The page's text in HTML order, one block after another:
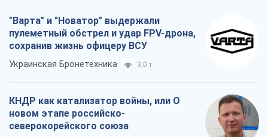
"Варта" и "Новатор" выдержали
пулеметный обстрел и удар FPV-дрона,
сохранив жизнь офицеру ВСУ
Украинская Бронетехника 3,0 т.
КНДР как катализатор войны, или О
новом этапе российско-
северокорейского союза